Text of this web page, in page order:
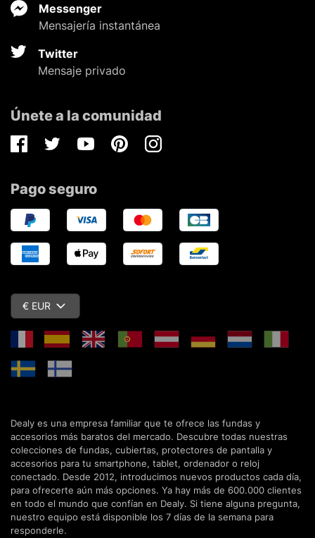
Messenger
Mensajería instantánea
Twitter
Mensaje privado
Únete a la comunidad
FacebookTwitterYoutubePinterestInstagram
Pago seguro
€ EUR
Dealy es una empresa familiar que te ofrece las fundas y
accesorios más baratos del mercado. Descubre todas nuestras
colecciones de fundas, cubiertas, protectores de pantalla y
accesorios para tu smartphone, tablet, ordenador o reloj
conectado. Desde 2012, introducimos nuevos productos cada día,
para ofrecerte aún más opciones. Ya hay más de 600.000 clientes
en todo el mundo que confían en Dealy. Si tiene alguna pregunta,
nuestro equipo está disponible los 7 días de la semana para
responderle.